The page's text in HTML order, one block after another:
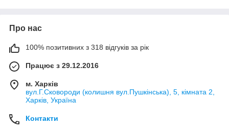
Про нас
100% позитивних з 318 відгуків за рік
Працює з 29.12.2016
м. Харків
вул.Г.Сковороди (колишня вул.Пушкінська), 5, кімната 2,
Харків, Україна
Контакти